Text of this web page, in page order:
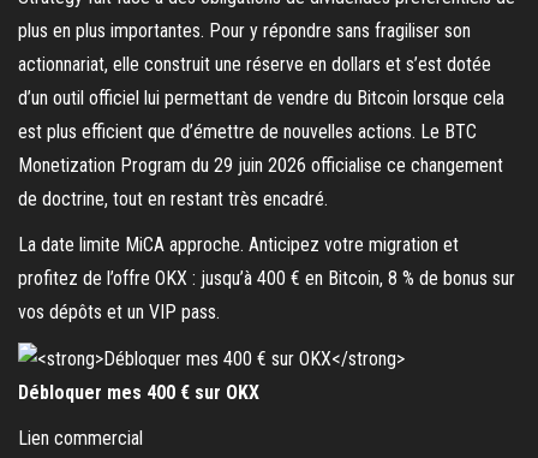
plus en plus importantes. Pour y répondre sans fragiliser son
actionnariat, elle construit une réserve en dollars et s’est dotée
d’un outil officiel lui permettant de vendre du Bitcoin lorsque cela
est plus efficient que d’émettre de nouvelles actions. Le BTC
Monetization Program du 29 juin 2026 officialise ce changement
de doctrine, tout en restant très encadré.
La date limite MiCA approche. Anticipez votre migration et
profitez de l’offre OKX : jusqu’à 400 € en Bitcoin, 8 % de bonus sur
vos dépôts et un VIP pass.
Débloquer mes 400 € sur OKX
Lien commercial